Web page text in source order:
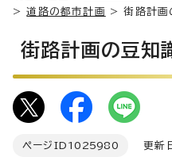
>道路の都市計画 > 街路計画
街路計画の豆知
ページID 1025980 更新